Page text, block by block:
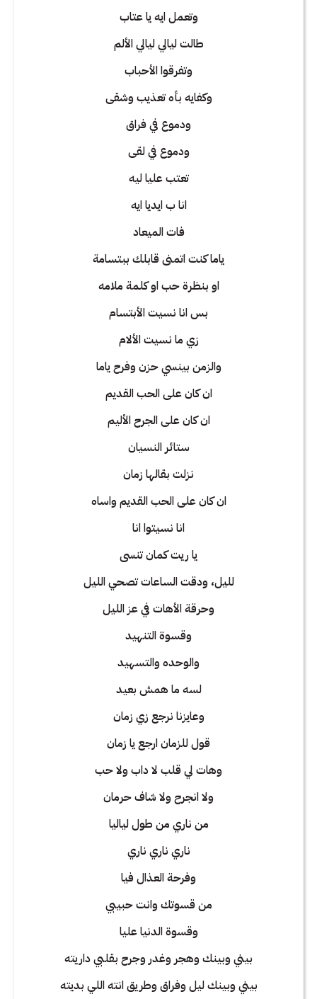
وتعمل ايه يا عتاب
طالت ليالي ليالي الألم
وتفرقوا الأحباب
وكفايه بأه تعذيب وشقى
ودموع في فراق
ودموع في لقى
تعتب عليا ليه
انا ب ايديا ايه
فات الميعاد
ياما كنت اتمنى قابلك ببتسامة
او بنظرة حب او كلمة ملامه
بس انا نسيت الأبتسام
زي ما نسيت الألام
والزمن بينسي حزن وفرح ياما
ان كان على الحب القديم
ان كان على الجرح الأليم
ستائر النسيان
نزلت بقالها زمان
ان كان على الحب القديم واساه
انا نسيتوا انا
يا ريت كمان تنسى
لليل، ودقت الساعات تصحي الليل
وحرقة الأهات في عز الليل
وقسوة التنهيد
والوحده والتسهيد
لسه ما همش بعيد
وعايزنا نرجع زي زمان
قول للزمان ارجع يا زمان
وهات لي قلب لا داب ولا حب
ولا انجرح ولا شاف حرمان
من ناري من طول لياليا
ناري ناري ناري
وفرحة العذال فيا
من قسوتك وانت حبيبي
وقسوة الدنيا عليا
بيني وبينك وهجر وغدر وجرح بقلبي داريته
بيني وبينك ليل وفراق وطريق انته اللي بديته